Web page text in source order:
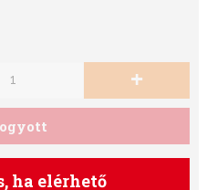
+
ha elérhető